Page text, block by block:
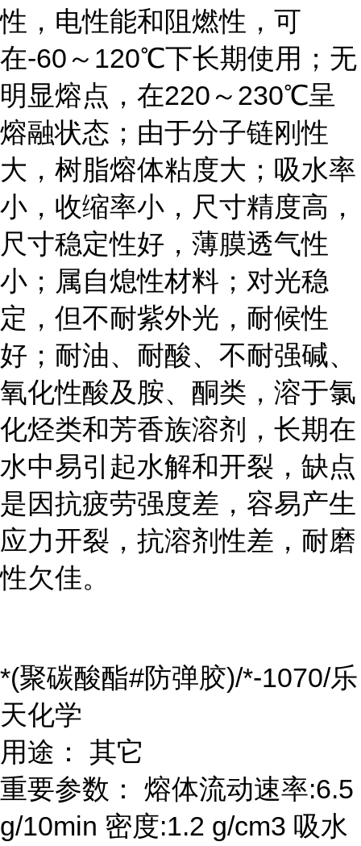
性，电性能和阻燃性，可
在-60～120℃下长期使用；无
明显熔点，在220～230℃呈
熔融状态；由于分子链刚性
大，树脂熔体粘度大；吸水率
小，收缩率小，尺寸精度高，
尺寸稳定性好，薄膜透气性
小；属自熄性材料；对光稳
定，但不耐紫外光，耐候性
好；耐油、耐酸、不耐强碱、
氧化性酸及胺、酮类，溶于氯
化烃类和芳香族溶剂，长期在
水中易引起水解和开裂，缺点
是因抗疲劳强度差，容易产生
应力开裂，抗溶剂性差，耐磨
性欠佳。
*(聚碳酸酯#防弹胶)/*-1070/乐
天化学
用途： 其它
重要参数： 熔体流动速率:6.5
g/10min 密度:1.2 g/cm3 吸水